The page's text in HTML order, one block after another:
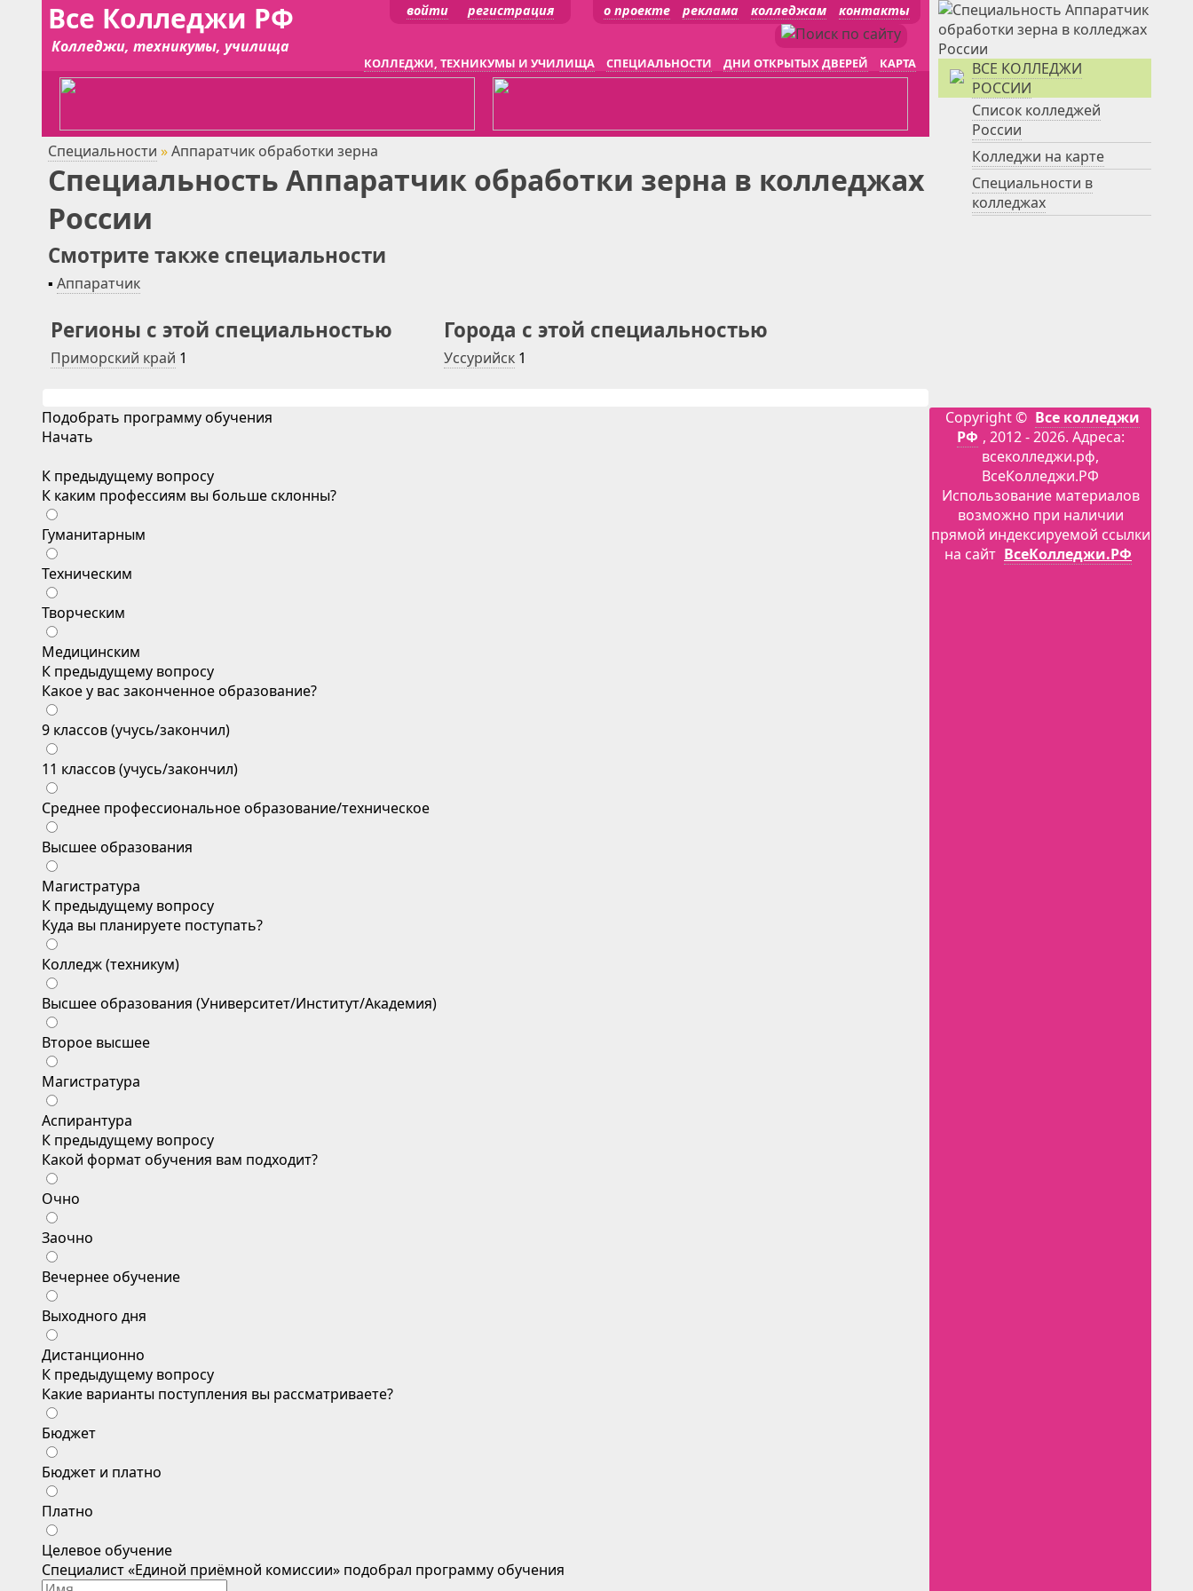
Все Колледжи РФ
Колледжи, техникумы, училища
о проекте реклама колледжам контакты
войти регистрация
КОЛЛЕДЖИ, ТЕХНИКУМЫ И УЧИЛИЩА СПЕЦИАЛЬНОСТИ ДНИ ОТКРЫТЫХ ДВЕРЕЙ КАРТА
Специальности »Аппаратчик обработки зерна
Специальность Аппаратчик обработки зерна в колледжах
России
Смотрите также специальности
▪ Аппаратчик
Регионы с этой специальностью
Приморский край 1
Города с этой специальностью
Уссурийск 1
ВСЕ КОЛЛЕДЖИ
РОССИИ
Список колледжей
России
Колледжи на карте
Специальности в
колледжах
Подобрать программу обучения
Начать
К предыдущему вопросу
К каким профессиям вы больше склонны?
Гуманитарным
Техническим
Творческим
Медицинским
К предыдущему вопросу
Какое у вас законченное образование?
9 классов (учусь/закончил)
11 классов (учусь/закончил)
Среднее профессиональное образование/техническое
Высшее образования
Магистратура
К предыдущему вопросу
Куда вы планируете поступать?
Колледж (техникум)
Высшее образования (Университет/Институт/Академия)
Второе высшее
Магистратура
Аспирантура
К предыдущему вопросу
Какой формат обучения вам подходит?
Очно
Заочно
Вечернее обучение
Выходного дня
Дистанционно
К предыдущему вопросу
Какие варианты поступления вы рассматриваете?
Бюджет
Бюджет и платно
Платно
Целевое обучение
Специалист «Единой приёмной комиссии» подобрал программу обучения
Copyright © Все колледжи
РФ , 2012 - 2026. Адреса:
всеколледжи.рф,
ВсеКолледжи.РФ
Использование материалов
возможно при наличии
прямой индексируемой ссылки
на сайт ВсеКолледжи.РФ